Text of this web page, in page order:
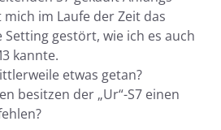
im Laufe der Zeit das
Setting gestört, wie ich es auch
kannte.
etwas getan?
besitzen der „Ur“-S7 einen